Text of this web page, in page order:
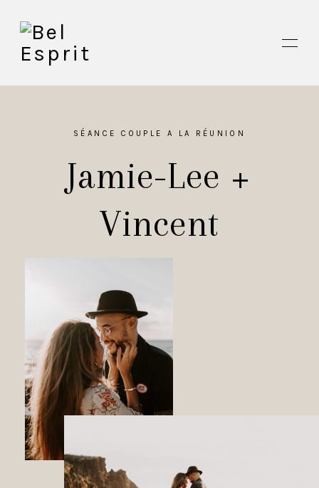
CONTACT
SÉANCE COUPLE A LA RÉUNION
Jamie-Lee +
Vincent